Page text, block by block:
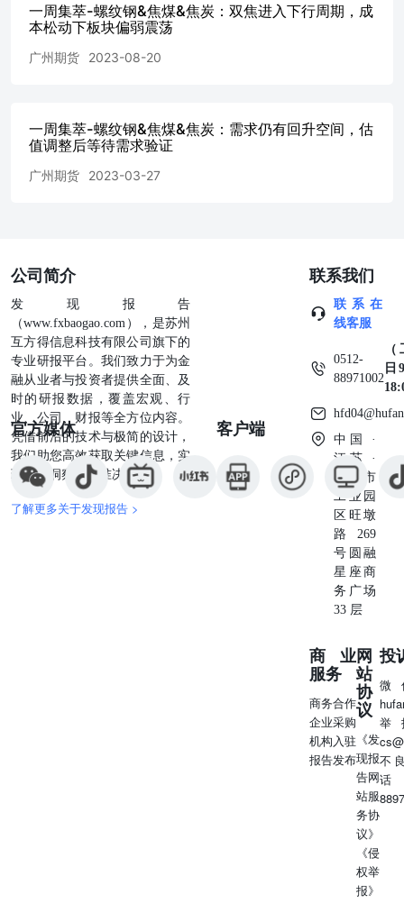
动火作业，确需动火作业的，要提级管理。四要切实加强现
场执法检查。各级矿山安全监管监察部门要扎实组织开展矿
问题，依法依规严格处罚，以严格执法倒逼企业落实主体责
制，本公司具有中国证监会许可的期货公司投资咨询业务资
格，本报告基于合法取得的信息，但本公司对这些信息的准
不会发生任何变更。 我们已力求报告内容的客观、公正，
任。 本报告版权归本公司所有，本公司保留所有权利。未
版、复制、引用或转载本报告的全部或部分内容，不得再次
分发给任何其他人，或以任何侵犯本公司版权的其他方式使
用。如引用、刊发，须注明出处为广州期货股份有限公司，
且不得对本报告进行有悖原意的引用、删节和修改。 广州
期货股份有限公司提醒广大投资者：期市有风险，入市需谨
慎！投资咨询业务资格：证监许可【2012】1497号 分析
师：吴宇祥F03087345 Z0019523 020-
88938992wu.yuxiang2@gzf2010.com.cn 广州期货主要业务单
元联系方式 广州期货股份有限公司欢 迎 交流 ！ 地址：广
州市天河区临江大道1号寺右万科南塔5/6楼，北塔30楼网
址：www.gzf2010.com.cn
一周集萃-螺纹钢&焦煤&焦炭：双焦进入下行周期，成
本松动下板块偏弱震荡
广州期货 2023-08-20
一周集萃-螺纹钢&焦煤&焦炭：需求仍有回升空间，估
值调整后等待需求验证
广州期货 2023-03-27
公司简介
发现报告
（www.fxbaogao.com），是苏州
互方得信息科技有限公司旗下的
专业研报平台。我们致力于为金
融从业者与投资者提供全面、及
时的研报数据，覆盖宏观、行
业、公司、财报等全方位内容。
凭借前沿的技术与极简的设计，
我们助您高效获取关键信息，实
现深度洞察与精准决策。
了解更多关于发现报告 >
官方媒体 客户端
联系我们
联系在
线客服
0512-
88971002
日
中国 ·
江苏 ·
苏州市
工业园
区旺墩
路269
号圆融
星座商
务广场
33 层
商业
服务
商务合作
企业采购
机构入驻
报告发布
网
站
协
议
《发
现报
告网
站服
务协
议》
《侵
权举
报》
投
微
举
不